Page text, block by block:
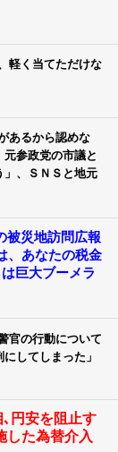
軽く当てただけな
あるから認めな
参政党の市議と
」、ＳＮＳと地元
被災地訪問広報
、あなたの税金
巨大ブーメラ
官の行動について
してしまった」
､円安を阻止す
した為替介入